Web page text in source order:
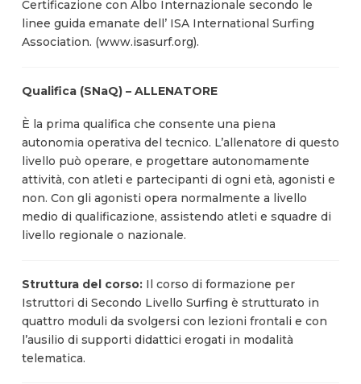
Certificazione con Albo Internazionale secondo le
linee guida emanate dell’ ISA International Surfing
Association. (www.isasurf.org).
Qualifica (SNaQ) – ALLENATORE
È la prima qualifica che consente una piena
autonomia operativa del tecnico. L’allenatore di questo
livello può operare, e progettare autonomamente
attività, con atleti e partecipanti di ogni età, agonisti e
non. Con gli agonisti opera normalmente a livello
medio di qualificazione, assistendo atleti e squadre di
livello regionale o nazionale.
Struttura del corso:Il corso di formazione per
Istruttori di Secondo Livello Surfing è strutturato in
quattro moduli da svolgersi con lezioni frontali e con
l’ausilio di supporti didattici erogati in modalità
telematica.